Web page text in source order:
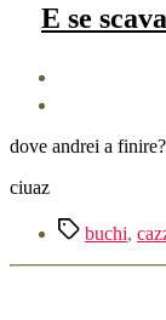
E se
dove andrei a
ciuaz
Tagbuchi,